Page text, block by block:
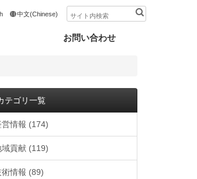
中文(Chinese)
お問い合わせ
テゴリ一覧
営情報 (174)
域貢献 (119)
術情報 (89)